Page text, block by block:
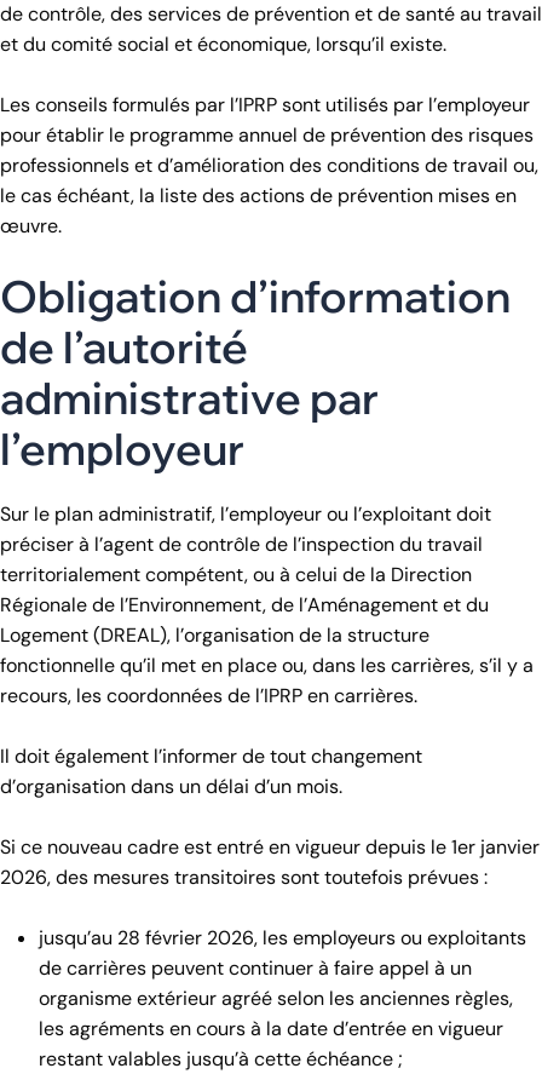
de contrôle, des services de prévention et de santé au travail
et du comité social et économique, lorsqu’il existe.
Les conseils formulés par l’IPRP sont utilisés par l’employeur
pour établir le programme annuel de prévention des risques
professionnels et d’amélioration des conditions de travail ou,
le cas échéant, la liste des actions de prévention mises en
œuvre.
Obligation d’information
de l’autorité
administrative par
l’employeur
Sur le plan administratif, l’employeur ou l’exploitant doit
préciser à l’agent de contrôle de l’inspection du travail
territorialement compétent, ou à celui de la Direction
Régionale de l’Environnement, de l’Aménagement et du
Logement (DREAL), l’organisation de la structure
fonctionnelle qu’il met en place ou, dans les carrières, s’il y a
recours, les coordonnées de l’IPRP en carrières.
Il doit également l’informer de tout changement
d’organisation dans un délai d’un mois.
Si ce nouveau cadre est entré en vigueur depuis le 1er janvier
2026, des mesures transitoires sont toutefois prévues :
jusqu’au 28 février 2026, les employeurs ou exploitants
de carrières peuvent continuer à faire appel à un
organisme extérieur agréé selon les anciennes règles,
les agréments en cours à la date d’entrée en vigueur
restant valables jusqu’à cette échéance ;